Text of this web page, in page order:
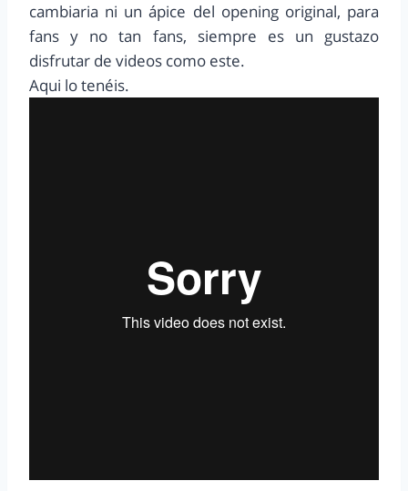
cambiaria ni un ápice del opening original, para
fans y no tan fans, siempre es un gustazo
disfrutar de videos como este.
Aqui lo tenéis.